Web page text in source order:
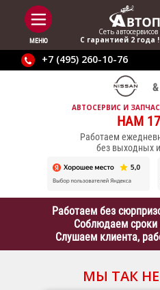
МЕНЮ
Сеть
С гарантией 2 года
+7 (495) 260-10-76
АВТОСЕРВИС И
НАМ
Работаем
без выходных
Работаем без
Соблюдаем
Слушаем клиента,
МЫ ТАК